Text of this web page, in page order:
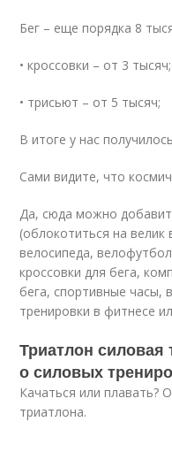
Бег – еще порядка 8
• кроссовки – от 3 тысяч;
• трисьют – от 5 тысяч;
В итоге у нас
Сами видите, что
Да, сюда можно
(облокотиться на велик
велосипеда,
кроссовки для бега,
бега, спортивные часы,
тренировки в фитнесе
Триатлон силовая
о силовых
Качаться или плавать?
триатлона.